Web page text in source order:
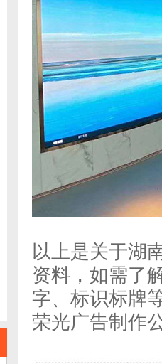
以上是关于湖
资料，如需了
字、标识标牌
荣光广告制作